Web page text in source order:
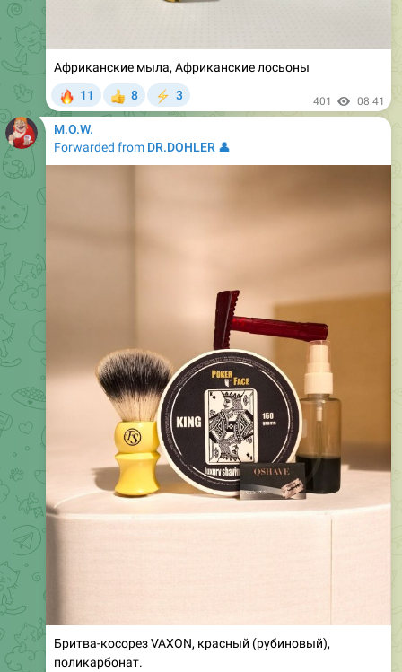
Африканские мыла, Африканские лосьоны
11 8
⚡
3 401 08:41
M.O.W.
Forwarded from DR.DOHLER 👤
Бритва-косорез VAXON, красный (рубиновый),
поликарбонат.